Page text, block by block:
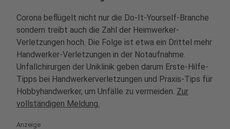
Corona beflügelt nicht nur die Do-It-Yourself-Branche
sondern treibt auch die Zahl der Heimwerker-
Verletzungen hoch. Die Folge ist etwa ein Drittel mehr
Handwerker-Verletzungen in der Notaufnahme.
Unfallchirurgen der Uniklinik geben darum Erste-Hilfe-
Tipps bei Handwerkerverletzungen und Praxis-Tips für
Hobbyhandwerker, um Unfälle zu vermeiden. Zur
vollständigen Meldung.
Anzeige